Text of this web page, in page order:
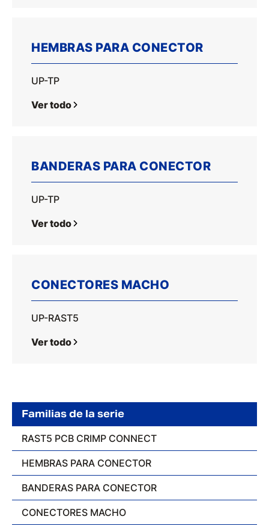
HEMBRAS PARA CONECTOR
UP-TP
Ver todo
BANDERAS PARA CONECTOR
UP-TP
Ver todo
CONECTORES MACHO
UP-RAST5
Ver todo
Familias de la serie
RAST5 PCB CRIMP CONNECT
HEMBRAS PARA CONECTOR
BANDERAS PARA CONECTOR
CONECTORES MACHO